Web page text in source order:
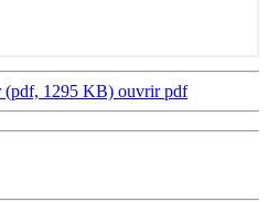
(pdf, 1295 KB) ouvrir pdf